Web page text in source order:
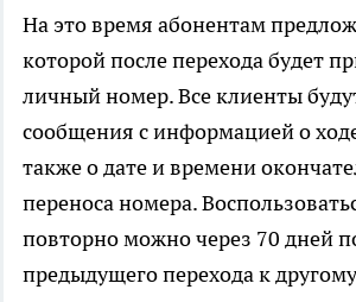
На это время абонентам
которой после перехода будет
личный номер. Все клиенты
сообщения с информацией о
также о дате и времени
переноса номера.
повторно можно через 70 дней
предыдущего перехода к